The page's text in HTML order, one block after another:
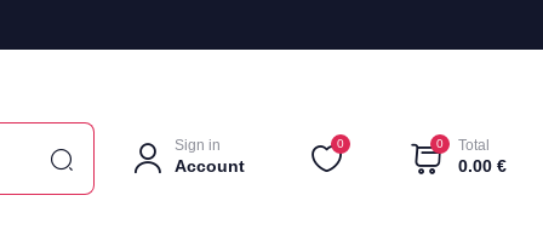
Sign in
Account
0 0 Total
0.00 €